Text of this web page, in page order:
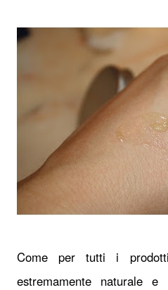
Come per tutti i
estremamente naturale e